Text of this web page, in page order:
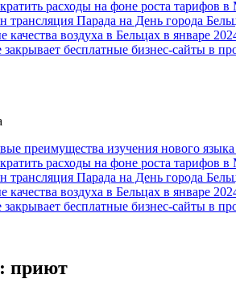
расходы на фоне роста тарифов в
трансляция Парада на День города
качества воздуха в Бельцах в январе
закрывает бесплатные бизнес-сайты в
преимущества изучения нового
расходы на фоне роста тарифов в
трансляция Парада на День города
качества воздуха в Бельцах в январе
закрывает бесплатные бизнес-сайты в
приют